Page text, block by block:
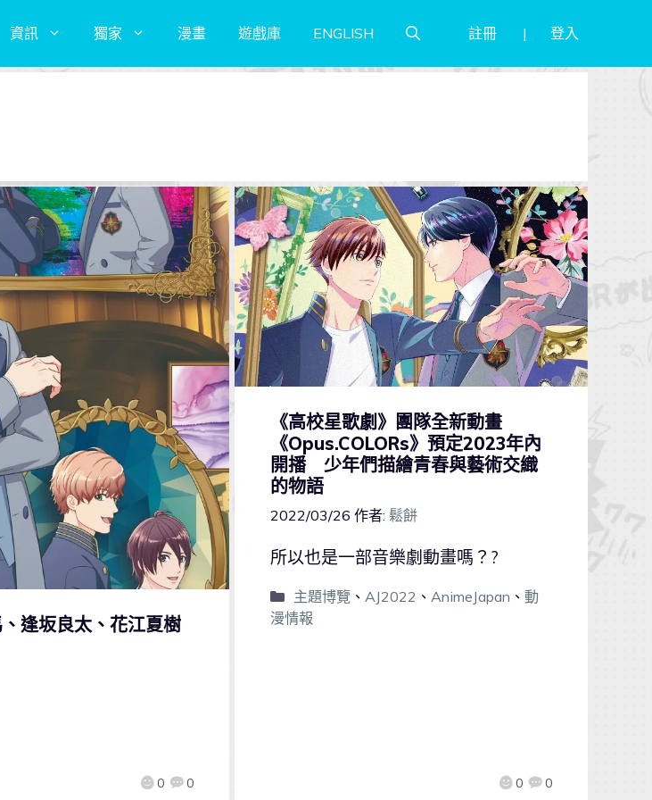
資訊 獨家 漫畫 遊戲庫 ENGLISH 註冊 登入
逢坂良太、花江夏樹
0 0
《高校星歌劇》團隊全新動畫
《Opus.COLORs》預定2023年內
開播 少年們描繪青春與藝術交織
的物語
2022/03/26 作者: 鬆餅
0 0
所以也是一部音樂劇動畫嗎？?
主題博覽、 AJ2022 、 AnimeJapan 、 動
漫情報